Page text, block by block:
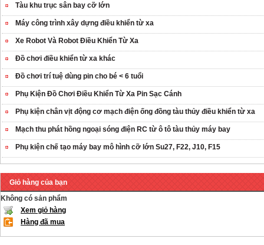
Tàu khu trục sân bay cỡ lớn
Máy công trình xây dựng điều khiển từ xa
Xe Robot Và Robot Điều Khiển Từ Xa
Đồ chơi điều khiển từ xa khác
Đồ chơi trí tuệ dùng pin cho bé < 6 tuổi
Phụ Kiện Đồ Chơi Điều Khiển Từ Xa Pin Sạc Cánh
Phụ kiện chân vịt động cơ mạch điện ống đồng tàu thủy điều khiển từ xa
Mạch thu phát hồng ngoại sóng điện RC từ ô tô tàu thủy máy bay
Phụ kiện chế tạo máy bay mô hình cỡ lớn Su27, F22, J10, F15
Giỏ hàng của bạn
Không có sản phẩm
Xem giỏ hàng
Hàng đã mua